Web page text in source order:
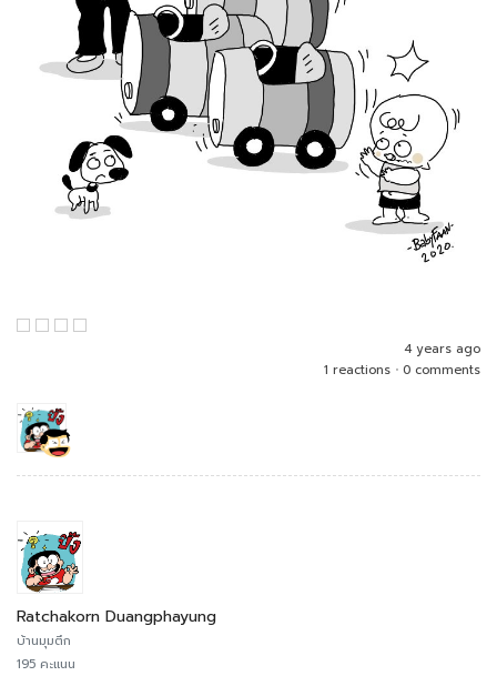
4 years ago
1 reactions • 0 comments
Ratchakorn Duangphayung
บ้านมุมตึก
195 คะแนน